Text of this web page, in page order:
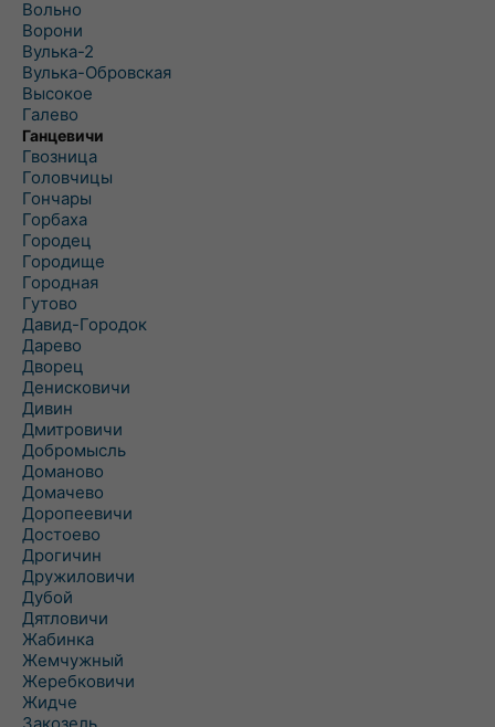
Вольно
Ворони
Вулька-2
Вулька-Обровская
Высокое
Галево
Ганцевичи
Гвозница
Головчицы
Гончары
Горбаха
Городец
Городище
Городная
Гутово
Давид-Городок
Дарево
Дворец
Денисковичи
Дивин
Дмитровичи
Добромысль
Доманово
Домачево
Доропеевичи
Достоево
Дрогичин
Дружиловичи
Дубой
Дятловичи
Жабинка
Жемчужный
Жеребковичи
Жидче